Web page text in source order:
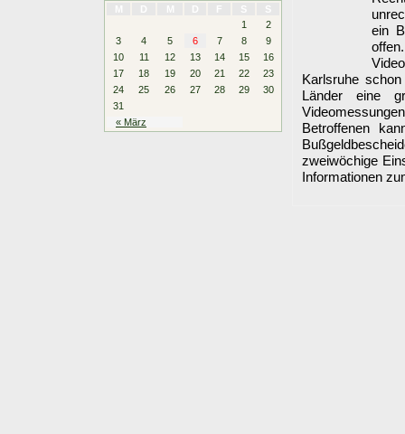
M D M D F S S
« März
1
2
3
4 5 6 7 8
9
10
11 12 13 14 15
16
17
18 19 20 21 22
23
24
25 26 27 28 29
30
31
ein
Karlsruhe
Länder eine
Betroffenen
zweiwöchige
Informationen